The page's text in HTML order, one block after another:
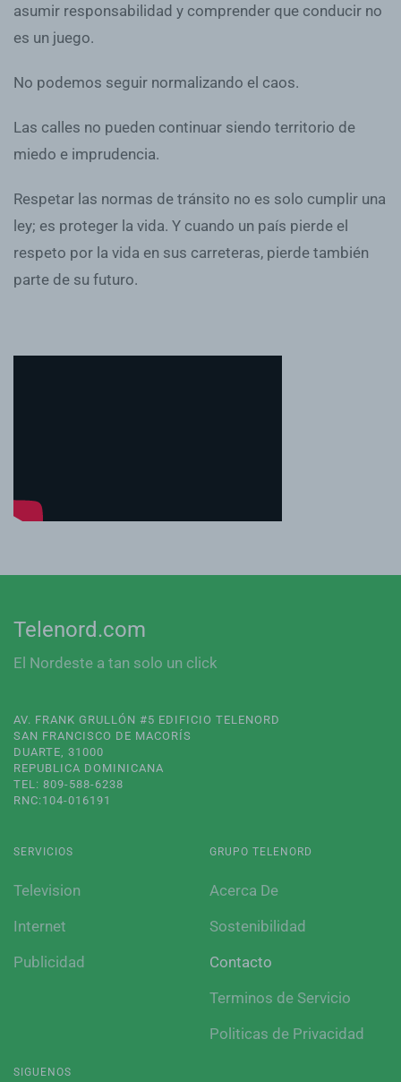
asumir responsabilidad y comprender que conducir no
es un juego.
No podemos seguir normalizando el caos.
Las calles no pueden continuar siendo territorio de
miedo e imprudencia.
Respetar las normas de tránsito no es solo cumplir una
ley; es proteger la vida. Y cuando un país pierde el
respeto por la vida en sus carreteras, pierde también
parte de su futuro.
Telenord.com
El Nordeste a tan solo un click
AV. FRANK GRULLÓN #5 EDIFICIO TELENORD
SAN FRANCISCO DE MACORÍS
DUARTE, 31000
REPUBLICA DOMINICANA
TEL: 809-588-6238
RNC:104-016191
SERVICIOS
Television
Internet
Publicidad
GRUPO TELENORD
Acerca De
Sostenibilidad
Contacto
Terminos de Servicio
Politicas de Privacidad
SIGUENOS